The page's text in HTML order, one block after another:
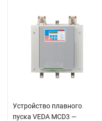
Устройство плавного
пуска VEDA MCD3 —